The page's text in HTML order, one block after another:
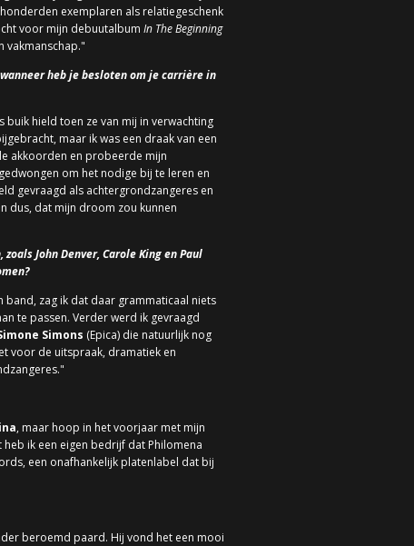
exemplaren als relatiegeschenk
voor mijn debuutalbum In The Beginning
vakmanschap."
heb je besloten om je carrière in
hield toen ze van mij in verwachting
maar ik was een draak van een
akkoorden en probeerde mijn
om het nodige bij te leren en
gevraagd als achtergrondzangeres en
dus, dat mijn droom zou kunnen
John Denver, Carole King en Paul
band, zag ik dat daar grammaticaal niets
te passen. Verder werd ik gevraagd
Simons (Epica) die natuurlijk nog
voor de uitspraak, dramatiek en
, maar hoop in het voorjaar met mijn
ik een eigen bedrijf dat Philomena
een onafhankelijk platenlabel dat bij
beroemd paard. Hij vond het een mooi